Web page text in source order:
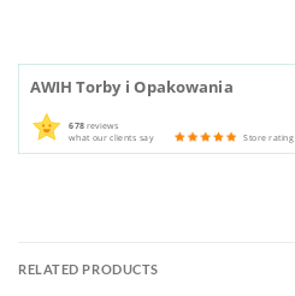
AWIH Torby i Opakowania
678reviews
what our clients say
Store rating
RELATED PRODUCTS